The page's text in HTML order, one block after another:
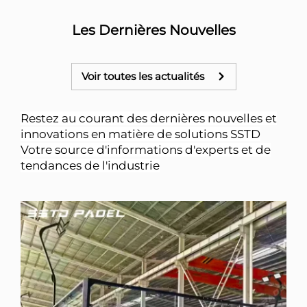
Les Dernières Nouvelles
Voir toutes les actualités
Restez au courant des dernières nouvelles et
innovations en matière de solutions SSTD
Votre source d'informations d'experts et de
tendances de l'industrie